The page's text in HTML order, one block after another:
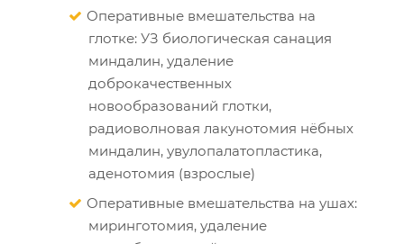
Оперативные вмешательства на
глотке: УЗ биологическая санация
миндалин, удаление
доброкачественных
новообразований глотки,
радиоволновая лакунотомия нёбных
миндалин, увулопалатопластика,
аденотомия (взрослые)
Оперативные вмешательства на ушах:
миринготомия, удаление